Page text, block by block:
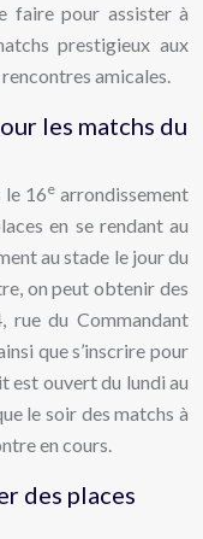
faire pour assister à
prestigieux aux
amicales.
les matchs du
le 16e arrondissement
en se rendant au
au stade le jour du
on peut obtenir des
rue du Commandant
que s’inscrire pour
est ouvert du lundi au
le soir des matchs à
en cours.
des places